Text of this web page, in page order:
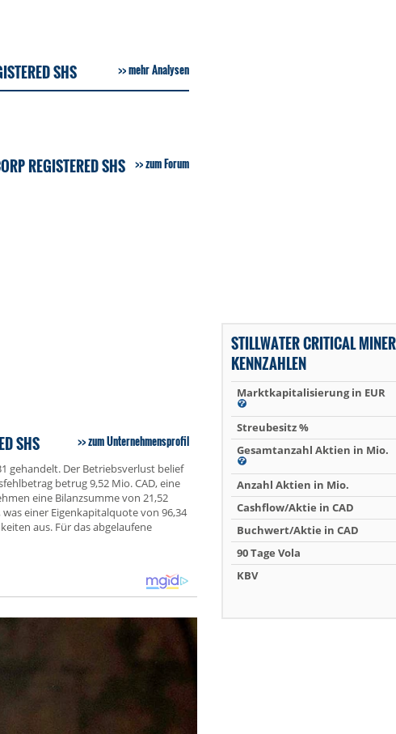
SHS mehr Analysen
REGISTERED SHS zum Forum
SHS zum Unternehmensprofil
gehandelt. Der Betriebsverlust belief
betrug 9,52 Mio. CAD, eine
eine Bilanzsumme von 21,52
was einer Eigenkapitalquote von 96,34
aus. Für das abgelaufene
STILLWATER CRITICAL
KENNZAHLEN
Marktkapitalisierung in EUR
Streubesitz %
Gesamtanzahl Aktien in Mio.
Anzahl Aktien in Mio.
Cashflow/Aktie in CAD
Buchwert/Aktie in CAD
90 Tage Vola
KBV